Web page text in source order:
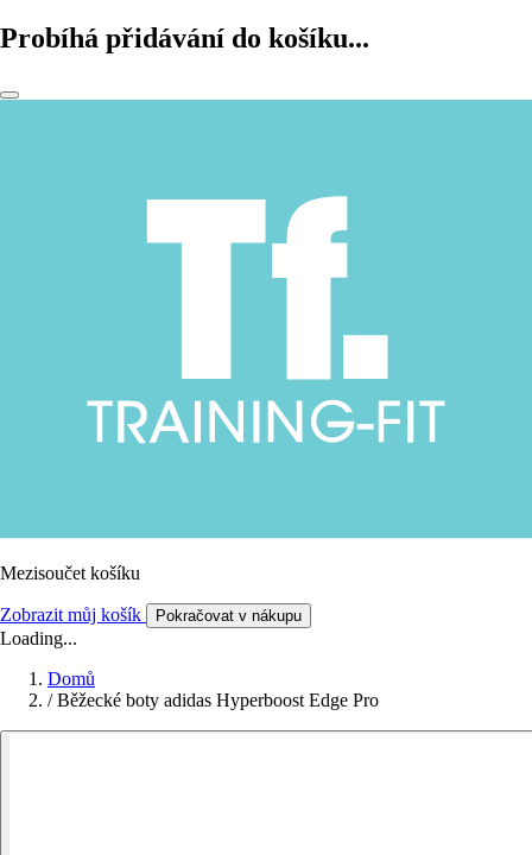
Probíhá přidávání do košíku...
Mezisoučet košíku
Zobrazit můj košík Pokračovat v nákupu
Loading...
Domů
/ Běžecké boty adidas Hyperboost Edge Pro